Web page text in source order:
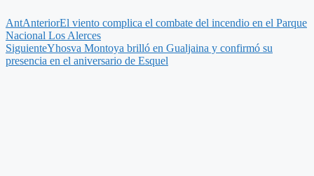
AntAnteriorEl viento complica el combate del incendio en el Parque
Nacional Los Alerces
SiguienteYhosva Montoya brilló en Gualjaina y confirmó su
presencia en el aniversario de Esquel